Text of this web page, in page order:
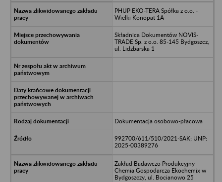
PHUP EKO-TERA Spółka z o.o. -
Wielki Konopat 1A
Składnica Dokumentów NOVIS-
TRADE Sp. z o.o. 85-145 Bydgoszcz,
ul. Lidzbarska 1
Dokumentacja osobowo-płacowa
992700/611/510/2021-SAK; UNP:
2025-00389276
Zakład Badawczo Produkcyjny-
Chemia Gospodarcza Ekochemix w
Bydgoszczy, ul. Bocianowo 25